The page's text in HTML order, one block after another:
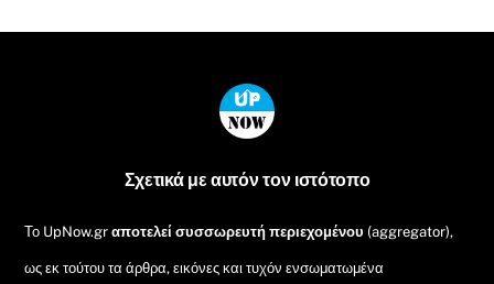
Back
To
Σχετικά με αυτόν τον ιστότοπο
Το UpNow.grαποτελεί συσσωρευτή περιεχομένου (aggregator),
ως εκ τούτου τα άρθρα, εικόνες και τυχόν ενσωματωμένα